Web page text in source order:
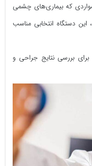
که بیماری‌های چشمی
این دستگاه انتخابی مناسب
بررسی نتایج جراحی و